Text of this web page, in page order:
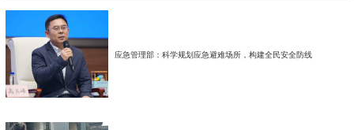
应急管理部：科学规划应急避难场所，构建全民安全防线